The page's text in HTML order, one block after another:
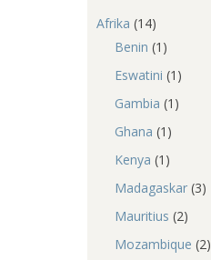
Afrika (14)
Benin (1)
Eswatini (1)
Gambia (1)
Ghana (1)
Kenya (1)
Madagaskar (3)
Mauritius (2)
Mozambique (2)